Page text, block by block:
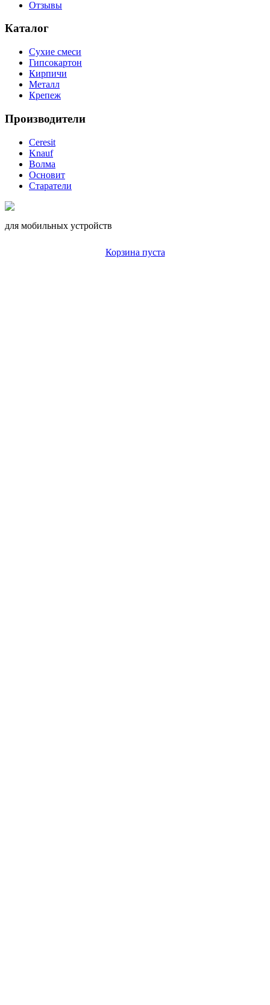
Отзывы
Каталог
Сухие смеси
Гипсокартон
Кирпичи
Металл
Крепеж
Производители
Ceresit
Knauf
Волма
Основит
Старатели
для мобильных устройств
Корзина пуста